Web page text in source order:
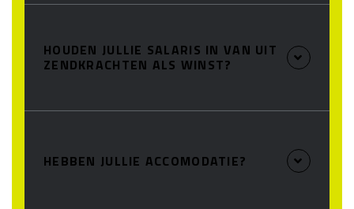
HOUDEN JULLIE SALARIS IN VAN UIT
ZENDKRACHTEN ALS WINST?
HEBBEN JULLIE ACCOMODATIE?